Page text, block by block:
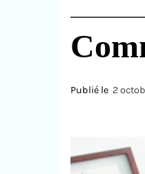
Publié le 2